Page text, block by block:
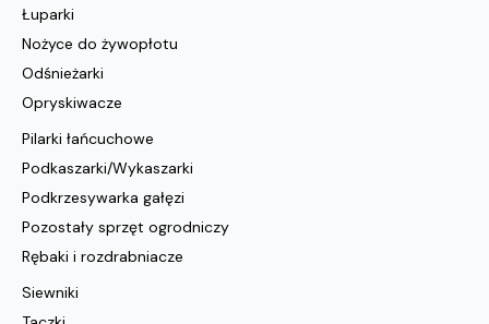
Łuparki
Nożyce do żywopłotu
Odśnieżarki
Opryskiwacze
Pilarki łańcuchowe
Podkaszarki/Wykaszarki
Podkrzesywarka gałęzi
Pozostały sprzęt ogrodniczy
Rębaki i rozdrabniacze
Siewniki